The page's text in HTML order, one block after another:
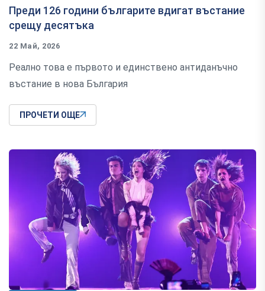
Преди 126 години българите вдигат въстание
срещу десятъка
22 Май, 2026
Реално това е първото и единствено антиданъчно
въстание в нова България
ПРОЧЕТИ ОЩЕ